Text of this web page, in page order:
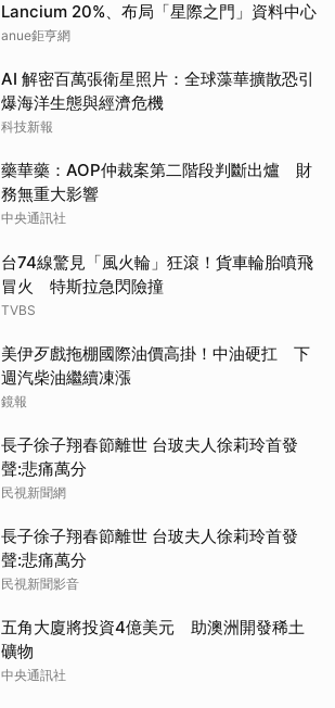
Lancium 20%、布局「星際之門」資料中心
anue鉅亨網
AI 解密百萬張衛星照片：全球藻華擴散恐引
爆海洋生態與經濟危機
科技新報
藥華藥：AOP仲裁案第二階段判斷出爐 財
務無重大影響
中央通訊社
台74線驚見「風火輪」狂滾！貨車輪胎噴飛
冒火 特斯拉急閃險撞
TVBS
美伊歹戲拖棚國際油價高掛！中油硬扛 下
週汽柴油繼續凍漲
鏡報
長子徐子翔春節離世 台玻夫人徐莉玲首發
聲:悲痛萬分
民視新聞網
長子徐子翔春節離世 台玻夫人徐莉玲首發
聲:悲痛萬分
民視新聞影音
五角大廈將投資4億美元 助澳洲開發稀土
礦物
中央通訊社